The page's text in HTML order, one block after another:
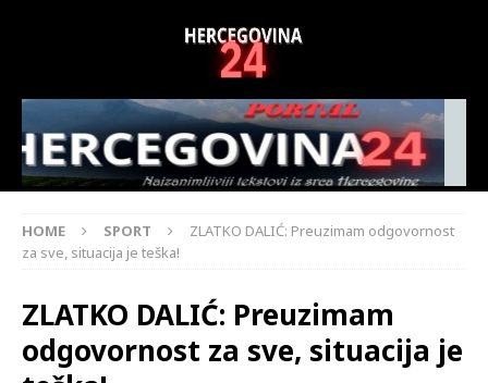
HOME SPORT
ZLATKO DALIĆ: Preuzimam odgovornost
za sve, situacija je teška!
ZLATKO DALIĆ: Preuzimam
odgovornost za sve, situacija je